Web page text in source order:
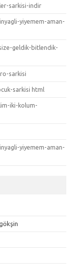
sarkisi-indir
yiyemem-aman-
geldik-bitlendik-
sarkisi
sarkisi html
iki-kolum-
yiyemem-aman-